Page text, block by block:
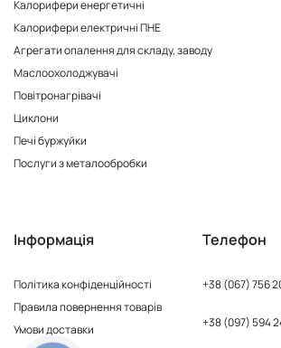
Калорифери енергетичні
Калорифери електричні ПНЕ
Агрегати опалення для складу, заводу
Маслоохолоджувачі
Повітронагрівачі
Циклони
Печі буржуйки
Послуги з металообробки
Інформація
Політика конфіденційності
Правила повернення товарів
Умови доставки
Телефон
+38 (067) 756
+38 (097) 594